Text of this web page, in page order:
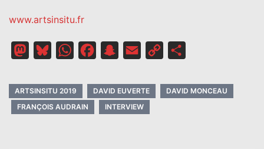
www.artsinsitu.fr
MastodonBlueskyWhatsAppFacebookSnapchat
Email
Copy
ARTSINSITU 2019 DAVID EUVERTE
DAVID MONCEAU
FRANÇOIS AUDRAIN
INTERVIEW